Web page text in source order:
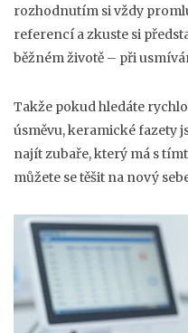
rozhodnutím si vždy
referencí a zkuste si
běžném životě – při
Takže pokud hledáte
úsměvu, keramické fazety
najít zubaře, který má s
můžete se těšit na nový